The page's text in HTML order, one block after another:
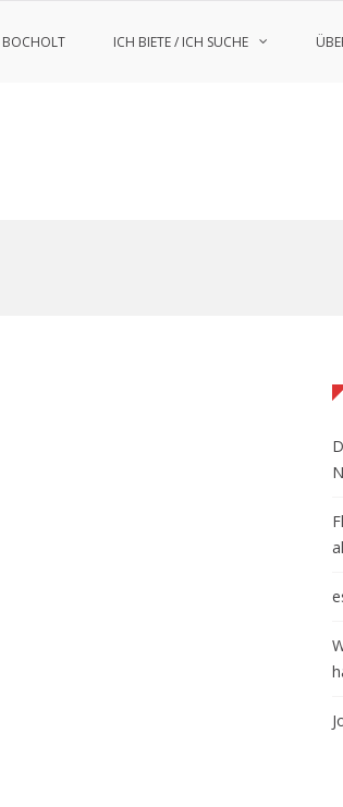
BOCHOLT ICH BIETE / ICH SUCHE